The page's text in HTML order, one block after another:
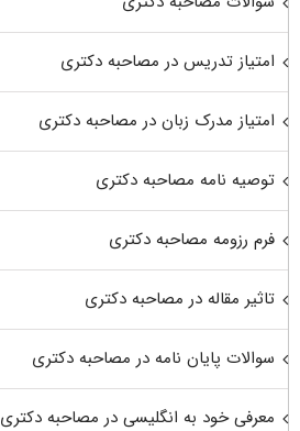
امتیاز تدریس در مصاحبه دکتری
امتیاز مدرک زبان در مصاحبه دکتری
توصیه نامه مصاحبه دکتری
فرم رزومه مصاحبه دکتری
تاثیر مقاله در مصاحبه دکتری
سوالات پایان نامه در مصاحبه دکتری
معرفی خود به انگلیسی در مصاحبه دکتری